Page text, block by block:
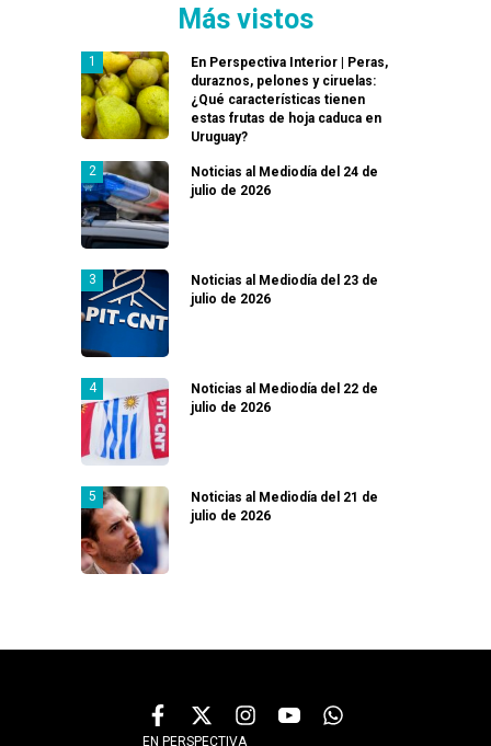
Más vistos
En Perspectiva Interior | Peras,
duraznos, pelones y ciruelas:
¿Qué características tienen
estas frutas de hoja caduca en
Uruguay?
Noticias al Mediodía del 24 de
julio de 2026
Noticias al Mediodía del 23 de
julio de 2026
Noticias al Mediodía del 22 de
julio de 2026
Noticias al Mediodía del 21 de
julio de 2026
EN PERSPECTIVA